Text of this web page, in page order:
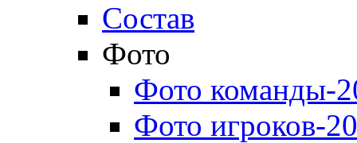
Состав
Фото
Фото команды-
Фото игроков-